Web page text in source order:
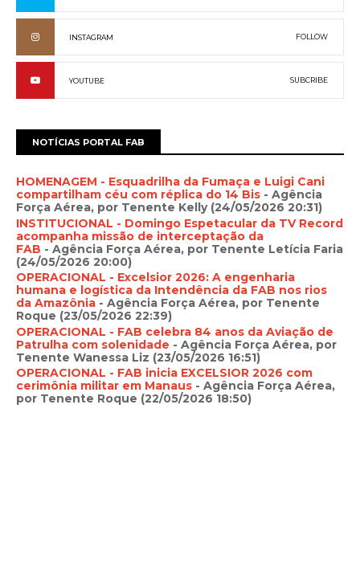
INSTAGRAM FOLLOW
YOUTUBE SUBCRIBE
NOTÍCIAS PORTAL FAB
HOMENAGEM - Esquadrilha da Fumaça e Luigi Cani
compartilham céu com réplica do 14 Bis - Agência
Força Aérea, por Tenente Kelly (24/05/2026 20:31)
INSTITUCIONAL - Domingo Espetacular da TV Record
acompanha missão de interceptação da
FAB - Agência Força Aérea, por Tenente Letícia Faria
(24/05/2026 20:00)
OPERACIONAL - Excelsior 2026: A engenharia
humana e logística da Intendência da FAB nos rios
da Amazônia - Agência Força Aérea, por Tenente
Roque (23/05/2026 22:39)
OPERACIONAL - FAB celebra 84 anos da Aviação de
Patrulha com solenidade - Agência Força Aérea, por
Tenente Wanessa Liz (23/05/2026 16:51)
OPERACIONAL - FAB inicia EXCELSIOR 2026 com
cerimônia militar em Manaus - Agência Força Aérea,
por Tenente Roque (22/05/2026 18:50)